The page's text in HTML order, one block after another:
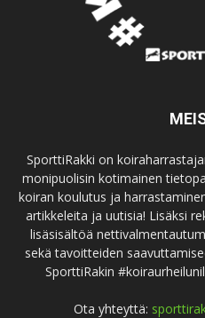
SporttiRakki on
monipuolisin kotimainen
koiran koulutus ja
artikkeleita ja uutisia! Lisäksi
lisäsisältöä
sekä tavoitteiden
SporttiRakin
Ota yhteyttä: